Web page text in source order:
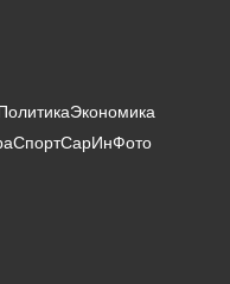
Экономика
СпортСарИнФото